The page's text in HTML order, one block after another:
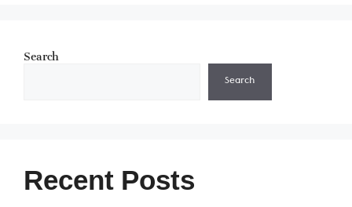
Search
Search
Recent Posts